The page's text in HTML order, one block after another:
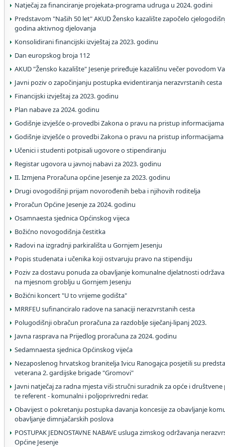
Natječaj za financiranje projekata-programa udruga u 2024. godini
Predstavom "Naših 50 let" AKUD Žensko kazalište započelo
godina aktivnog djelovanja
Konsolidirani financijski izvještaj za 2023. godinu
Dan europskog broja 112
AKUD "Žensko kazalište" Jesenje priređuje kazališnu večer povodom
Javni poziv o započinjanju postupka evidentiranja nerazvrstanih cesta
Financijski izvještaj za 2023. godinu
Plan nabave za 2024. godinu
Godišnje izvješće o-provedbi Zakona o pravu na pristup
Godišnje izvješće o provedbi Zakona o pravu na pristup informacijama
Učenici i studenti potpisali ugovore o stipendiranju
Registar ugovora u javnoj nabavi za 2023. godinu
II. Izmjena Proračuna općine Jesenje za 2023. godinu
Drugi ovogodišnji prijam novorođenih beba i njihovih roditelja
Proračun Općine Jesenje za 2024. godinu
Osamnaesta sjednica Općinskog vijeca
Božićno novogodišnja čestitka
Radovi na izgradnji parkirališta u Gornjem Jesenju
Popis studenata i učenika koji ostvaruju pravo na stipendiju
Poziv za dostavu ponuda za obavljanje komunalne djelatnosti
na mjesnom groblju u Gornjem Jesenju
Božićni koncert "U to vrijeme godišta"
MRRFEU sufinanciralo radove na sanaciji nerazvrstanih cesta
Polugodišnji obračun proračuna za razdoblje siječanj-lipanj 2023.
Javna rasprava na Prijedlog proračuna za 2024. godinu
Sedamnaesta sjednica Općinskog vijeća
Nezaposlenog hrvatskog branitelja Ivicu Ranogajca posjetili su
veterana 2. gardijske brigade "Gromovi"
Javni natječaj za radna mjesta viši stručni suradnik za opće i
te referent - komunalni i poljoprivredni redar.
Obavijest o pokretanju postupka davanja koncesije za obavljanje
obavljanje dimnjačarskih poslova
POSTUPAK JEDNOSTAVNE NABAVE usluga zimskog održavanja
Općine Jesenje